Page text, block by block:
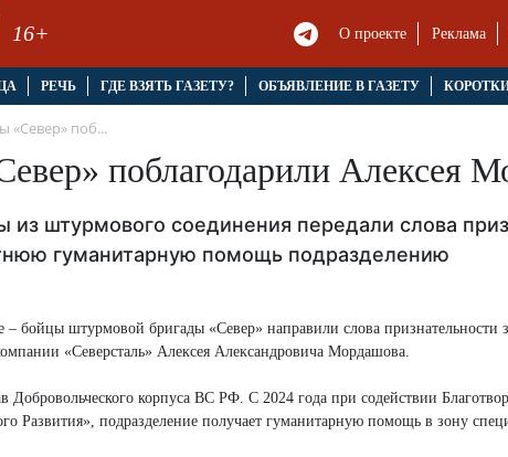
16+ О проекте Реклама
РЕЧЬ ГДЕ ВЗЯТЬ ГАЗЕТУ? ОБЪЯВЛЕНИЕ В ГАЗЕТУ
«Север» поб...
поблагодарили Алексея
штурмового соединения передали слова
гуманитарную помощь подразделению
– бойцы штурмовой бригады «Север» направили слова признательности
«Северсталь» Алексея Александровича Мордашова.
Добровольческого корпуса ВС РФ. С 2024 года при содействии
Развития», подразделение получает гуманитарную помощь в зону